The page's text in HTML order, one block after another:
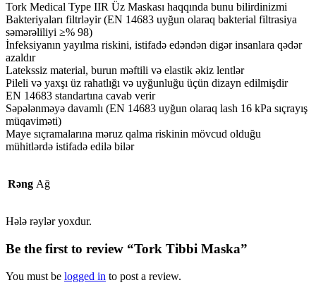
Tork Medical Type IIR Üz Maskası haqqında bunu bilirdinizmi
Bakteriyaları filtrləyir (EN 14683 uyğun olaraq bakterial filtrasiya
səmərəliliyi ≥% 98)
İnfeksiyanın yayılma riskini, istifadə edəndən digər insanlara qədər
azaldır
Latekssiz material, burun məftili və elastik əkiz lentlər
Pileli və yaxşı üz rahatlığı və uyğunluğu üçün dizayn edilmişdir
EN 14683 standartına cavab verir
Səpələnməyə davamlı (EN 14683 uyğun olaraq lash 16 kPa sıçrayış
müqaviməti)
Maye sıçramalarına məruz qalma riskinin mövcud olduğu
mühitlərdə istifadə edilə bilər
Rəng Ağ
Hələ rəylər yoxdur.
Be the first to review “Tork Tibbi Maska”
You must be logged in to post a review.